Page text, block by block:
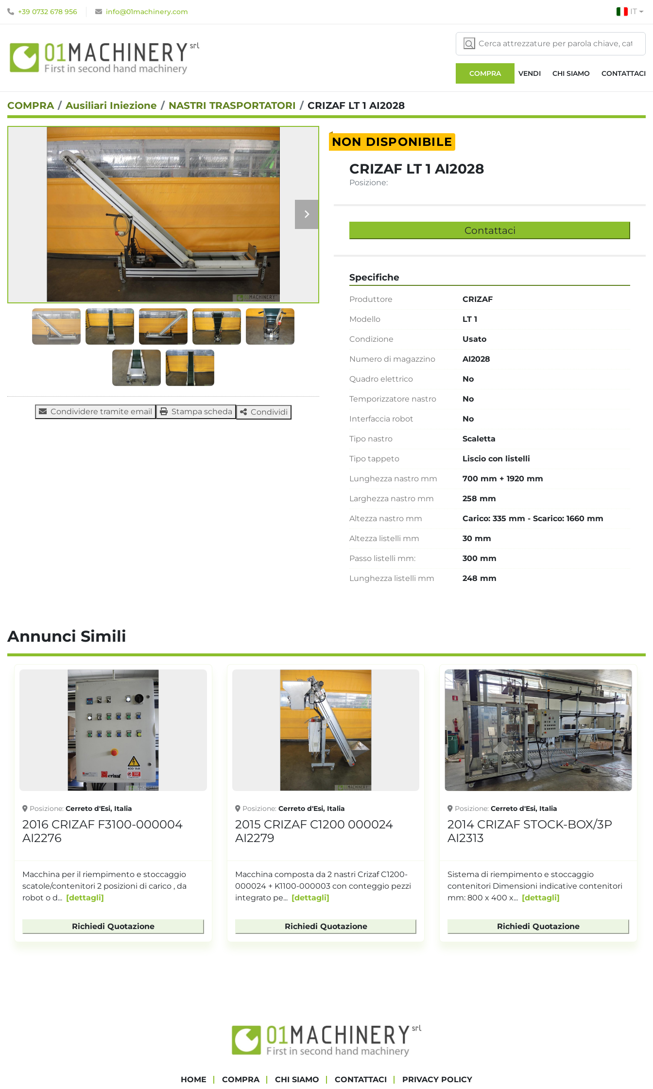
+39 0732 678 956 info@01machinery.com IT
COMPRA VENDI CHI SIAMO CONTATTACI
COMPRA Ausiliari Iniezione NASTRI TRASPORTATORI CRIZAF LT 1 AI2028
Condividere tramite email Stampa scheda Condividi
NON DISPONIBILE
CRIZAF LT 1 AI2028
Posizione:
Contattaci
Specifiche
Produttore CRIZAF
Modello LT 1
Condizione Usato
Numero di magazzino AI2028
Quadro elettrico No
Temporizzatore nastro No
Interfaccia robot No
Tipo nastro Scaletta
Tipo tappeto Liscio con listelli
Lunghezza nastro mm 700 mm + 1920 mm
Larghezza nastro mm 258 mm
Altezza nastro mm Carico: 335 mm - Scarico: 1660 mm
Altezza listelli mm 30 mm
Passo listelli mm: 300 mm
Lunghezza listelli mm 248 mm
Annunci Simili
Posizione Cerreto d'Esi, Italia
2015 CRIZAF C1200 000024
AI2279
Macchina composta da 2 nastri Crizaf C1200-
000024 + K1100-000003 con conteggio pezzi
integrato pe...
dettagli
Richiedi Quotazione
Posizione Cerreto d'Esi, Italia
2014 CRIZAF STOCK-BOX/3P
AI2313
Sistema di riempimento e stoccaggio
contenitori Dimensioni indicative contenitori
mm: 800 x 400 x...
dettagli
Richiedi Quotazione
Posizione Cerreto d'Esi, Italia
2016 CRIZAF F3100-000004
AI2276
Macchina per il riempimento e stoccaggio
scatole/contenitori 2 posizioni di carico , da
robot o d...
dettagli
Richiedi Quotazione
HOME COMPRA CHI SIAMO CONTATTACI PRIVACY POLICY